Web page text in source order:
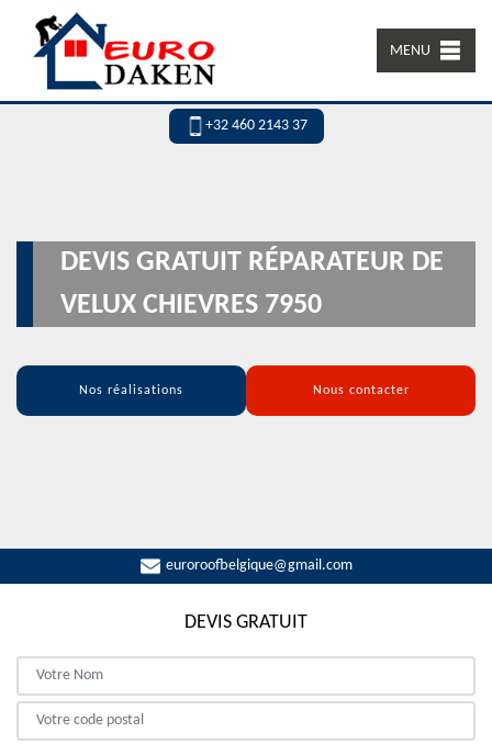
MENU
+32 460 2143 37
DEVIS GRATUIT RÉPARATEUR DE
VELUX CHIEVRES 7950
Nos réalisations Nous contacter
euroroofbelgique@gmail.com
DEVIS GRATUIT